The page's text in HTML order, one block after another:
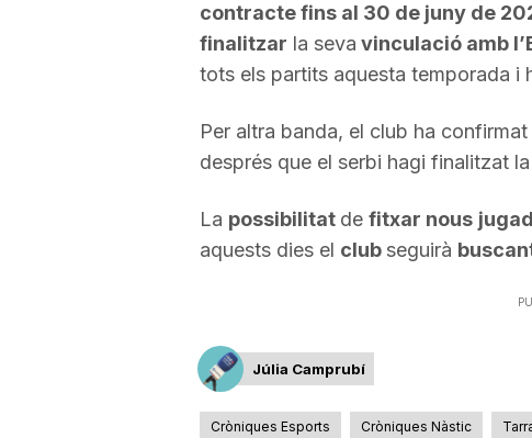
contracte fins al 30 de juny de
finalitzar la seva vinculació amb
tots els partits aquesta temporada i
Per altra banda, el club ha confirmat
després que el serbi hagi finalitzat
La possibilitat de fitxar nous
aquests dies el club seguirà
Júlia Camprubí
Cròniques Esports Cròniques Nàstic